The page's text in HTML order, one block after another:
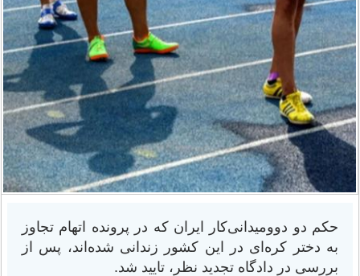
حکم دو دوومیدانی‌کار ایران که در پرونده اتهام تجاوز
به دختر کره‌ای در این کشور زندانی شده‌اند، پس از
بررسی در دادگاه تجدید نظر، تایید شد.